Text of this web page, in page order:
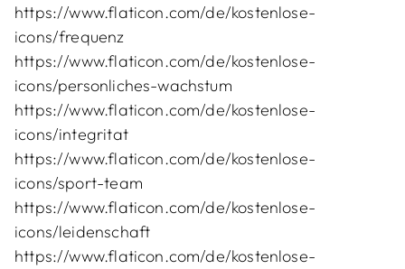
https://www.flaticon.com/de/kostenlose-
icons/frequenz
https://www.flaticon.com/de/kostenlose-
icons/personliches-wachstum
https://www.flaticon.com/de/kostenlose-
icons/integritat
https://www.flaticon.com/de/kostenlose-
icons/sport-team
https://www.flaticon.com/de/kostenlose-
icons/leidenschaft
https://www.flaticon.com/de/kostenlose-